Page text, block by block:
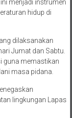
menjadi instrumen
hidup di
dilaksanakan
Jumat dan Sabtu.
guna memastikan
masa pidana.
lingkungan Lapas